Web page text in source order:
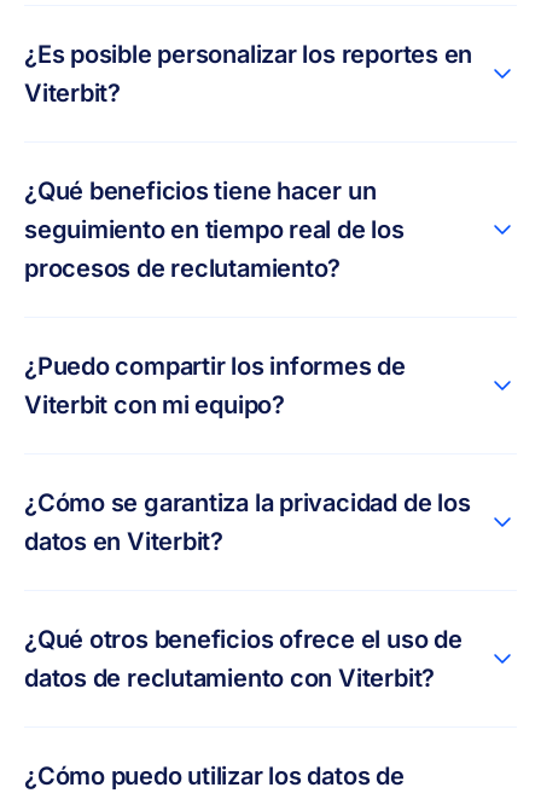
¿Es posible personalizar los reportes en
Viterbit?
¿Qué beneficios tiene hacer un
seguimiento en tiempo real de los
procesos de reclutamiento?
¿Puedo compartir los informes de
Viterbit con mi equipo?
¿Cómo se garantiza la privacidad de los
datos en Viterbit?
¿Qué otros beneficios ofrece el uso de
datos de reclutamiento con Viterbit?
¿Cómo puedo utilizar los datos de